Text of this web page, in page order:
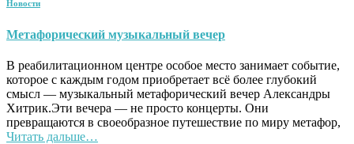
Новости
Метафорический музыкальный вечер
В реабилитационном центре особое место занимает событие,
которое с каждым годом приобретает всё более глубокий
смысл — музыкальный метафорический вечер Александры
Хитрик.Эти вечера — не просто концерты. Они
превращаются в своеобразное путешествие по миру метафор,
Читать дальше…